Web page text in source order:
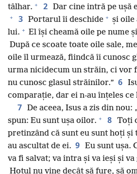
tâlhar. + 2 Dar cine intră pe ușă
+ 3 Portarul îi deschide + și oile
lui. + El își cheamă oile pe nume
După ce scoate toate oile sale,
oile îl urmează, fiindcă îi cunosc
urma nicidecum un străin, ci vor
nu cunosc glasul străinilor.” 6
comparație, dar ei n-au înțeles ce
7 De aceea, Isus a zis din nou:
spun: Eu sunt ușa oilor. + 8 Toți
pretinzând că sunt eu sunt hoți
au ascultat de ei. 9 Eu sunt ușa.
va fi salvat; va intra și va ieși și va
Hoțul nu vine decât să fure, să